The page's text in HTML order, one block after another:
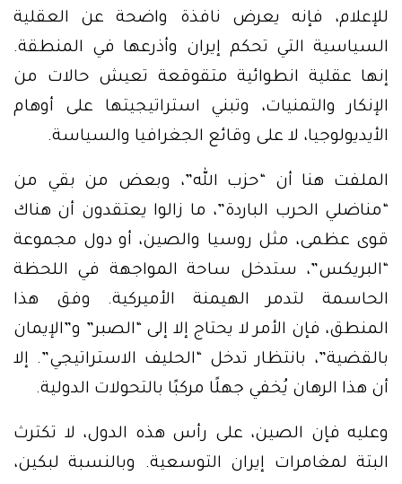
للإعلام، فإنه يعرض نافذة واضحة عن العقلية
السياسية التي تحكم إيران وأذرعها في المنطقة.
إنها عقلية انطوائية متقوقعة تعيش حالات من
الإنكار والتمنيات، وتبني استراتيجيتها على أوهام
الأيديولوجيا، لا على وقائع الجغرافيا والسياسة.
الملفت هنا أن “حزب الله”، وبعض من بقي من
“مناضلي الحرب الباردة”، ما زالوا يعتقدون أن هناك
قوى عظمى، مثل روسيا والصين، أو دول مجموعة
“البريكس”، ستدخل ساحة المواجهة في اللحظة
الحاسمة لتدمر الهيمنة الأميركية. وفق هذا
المنطق، فإن الأمر لا يحتاج إلا إلى “الصبر” و”الإيمان
بالقضية”، بانتظار تدخل “الحليف الاستراتيجي”. إلا
أن هذا الرهان يُخفي جهلًا مركبًا بالتحولات الدولية.
وعليه فإن الصين، على رأس هذه الدول، لا تكترث
البتة لمغامرات إيران التوسعية. وبالنسبة لبكين،